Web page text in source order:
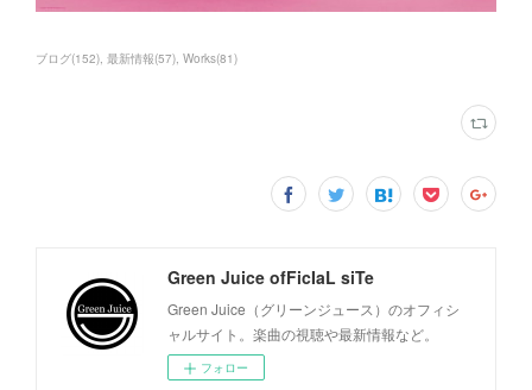
ブログ(152) 最新情報(57) Works(81)
Green Juice ofFicIaL siTe
Green Juice（グリーンジュース）のオフィシ
ャルサイト。楽曲の視聴や最新情報など。
フォロー